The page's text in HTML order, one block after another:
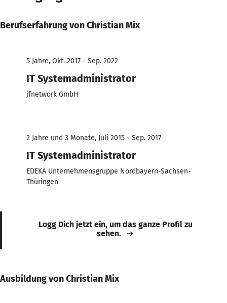
Berufserfahrung von Christian Mix
5 Jahre, Okt. 2017 - Sep. 2022
IT Systemadministrator
jfnetwork GmbH
2 Jahre und 3 Monate, Juli 2015 - Sep. 2017
IT Systemadministrator
EDEKA Unternehmensgruppe Nordbayern-Sachsen-
Thüringen
Logg Dich jetzt ein, um das ganze Profil zu
sehen.
Ausbildung von Christian Mix